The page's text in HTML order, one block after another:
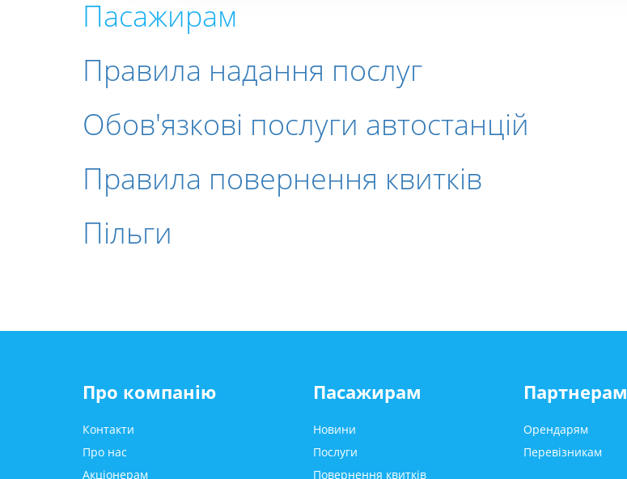
Пасажирам
Правила надання послуг
Обов'язкові послуги автостанцій
Правила повернення квитків
Пільги
Про компанію
Контакти
Про нас
Акціонерам
Пасажирам
Новини
Послуги
Повернення квитків
Партнерам
Орендарям
Перевізникам